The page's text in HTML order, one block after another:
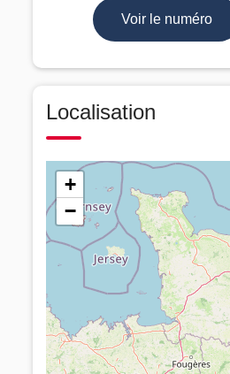
Voir le numéro
Localisation
+
−